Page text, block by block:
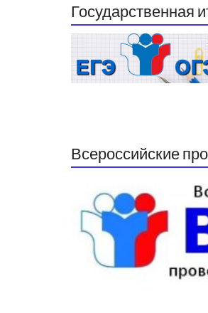
Государственная
Всероссийские